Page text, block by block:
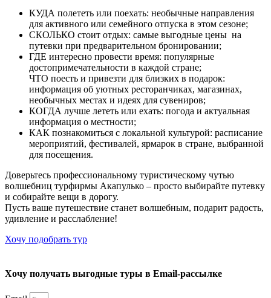
КУДА полететь или поехать: необычные направления
для активного или семейного отпуска в этом сезоне;
СКОЛЬКО стоит отдых: самые выгодные цены на
путевки при предварительном бронировании;
ГДЕ интересно провести время: популярные
достопримечательности в каждой стране;
ЧТО поесть и привезти для близких в подарок:
информация об уютных ресторанчиках, магазинах,
необычных местах и идеях для сувениров;
КОГДА лучше лететь или ехать: погода и актуальная
информация о местности;
КАК познакомиться с локальной культурой: расписание
мероприятий, фестивалей, ярмарок в стране, выбранной
для посещения.
Доверьтесь профессиональному туристическому чутью
волшебниц турфирмы Акапулько – просто выбирайте путевку
и собирайте вещи в дорогу.
Пусть ваше путешествие станет волшебным, подарит радость,
удивление и расслабление!
Хочу подобрать тур
Хочу получать выгодные туры в Email-рассылке